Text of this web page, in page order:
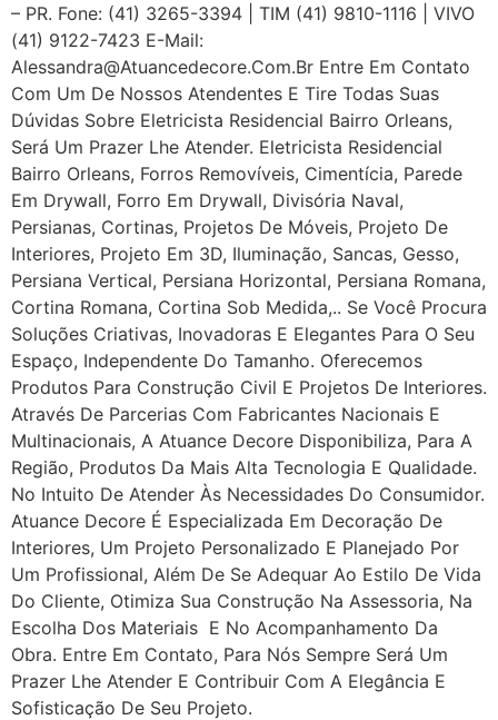
– PR. Fone: (41) 3265-3394 | TIM (41) 9810-1116 | VIVO
(41) 9122-7423 E-Mail:
Alessandra@atuancedecore.com.br Entre Em Contato
Com Um De Nossos Atendentes E Tire Todas Suas
Dúvidas Sobre Eletricista Residencial Bairro Orleans,
Será Um Prazer Lhe Atender. Eletricista Residencial
Bairro Orleans, Forros Removíveis, Cimentícia, Parede
Em Drywall, Forro Em Drywall, Divisória Naval,
Persianas, Cortinas, Projetos De Móveis, Projeto De
Interiores, Projeto Em 3D, Iluminação, Sancas, Gesso,
Persiana Vertical, Persiana Horizontal, Persiana Romana,
Cortina Romana, Cortina Sob Medida,.. Se Você Procura
Soluções Criativas, Inovadoras E Elegantes Para O Seu
Espaço, Independente Do Tamanho. Oferecemos
Produtos Para Construção Civil E Projetos De Interiores.
Através De Parcerias Com Fabricantes Nacionais E
Multinacionais, A Atuance Decore Disponibiliza, Para A
Região, Produtos Da Mais Alta Tecnologia E Qualidade.
No Intuito De Atender Às Necessidades Do Consumidor.
Atuance Decore É Especializada Em Decoração De
Interiores, Um Projeto Personalizado E Planejado Por
Um Profissional, Além De Se Adequar Ao Estilo De Vida
Do Cliente, Otimiza Sua Construção Na Assessoria, Na
Escolha Dos Materiais E No Acompanhamento Da
Obra. Entre Em Contato, Para Nós Sempre Será Um
Prazer Lhe Atender E Contribuir Com A Elegância E
Sofisticação De Seu Projeto.